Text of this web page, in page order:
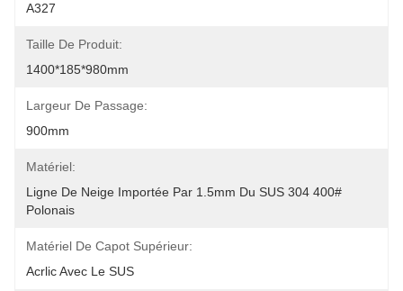
A327
Taille De Produit:
1400*185*980mm
Largeur De Passage:
900mm
Matériel:
Ligne De Neige Importée Par 1.5mm Du SUS 304 400#
Polonais
Matériel De Capot Supérieur:
Acrlic Avec Le SUS